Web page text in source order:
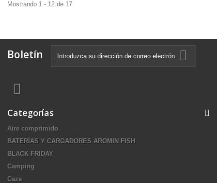
Mostrando 1 - 12 de 17
Boletín
Categorías
Aire comprimido
BATERÍAS Y CARGADORES AROMIN FISH
BLACK FRIDAY
Camping
Caza